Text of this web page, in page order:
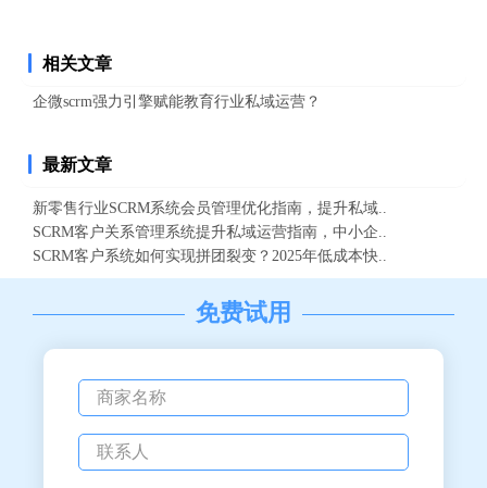
相关文章
企微scrm强力引擎赋能教育行业私域运营？
最新文章
新零售行业SCRM系统会员管理优化指南，提升私域..
SCRM客户关系管理系统提升私域运营指南，中小企..
SCRM客户系统如何实现拼团裂变？2025年低成本快..
免费试用